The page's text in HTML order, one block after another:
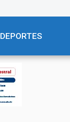
DEPORTES